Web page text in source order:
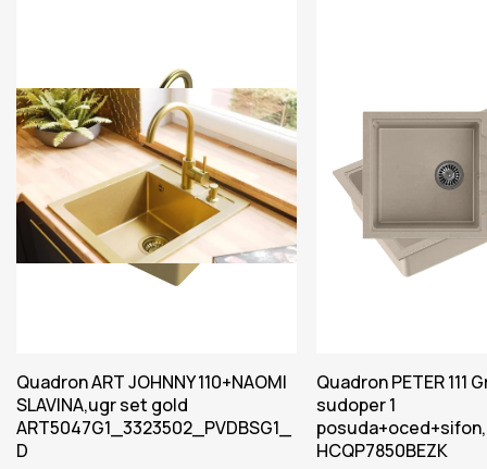
Quadron ART JOHNNY 110+NAOMI
SLAVINA,ugr set gold
ART5047G1_3323502_PVDBSG1_
D
Quadron PETER 111
sudoper 1
HCQP7850BEZK